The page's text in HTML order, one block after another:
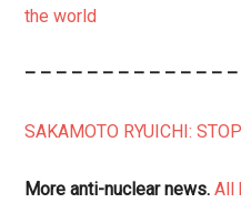
the world
– – – – – – – – – – – – –
SAKAMOTO RYUICHI:
More anti-nuclear news.All